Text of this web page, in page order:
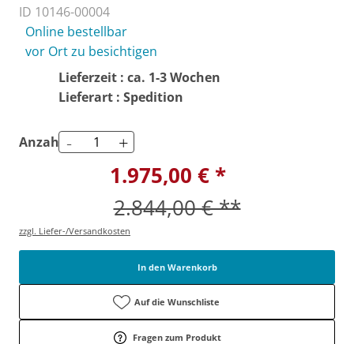
ID 10146-00004
Online bestellbar
vor Ort zu besichtigen
Lieferzeit : ca. 1-3 Wochen
Lieferart : Spedition
Anzahl - +
1.975,00 € *
2.844,00 € **
zzgl. Liefer-/Versandkosten
In den Warenkorb
Auf die Wunschliste
Fragen zum Produkt